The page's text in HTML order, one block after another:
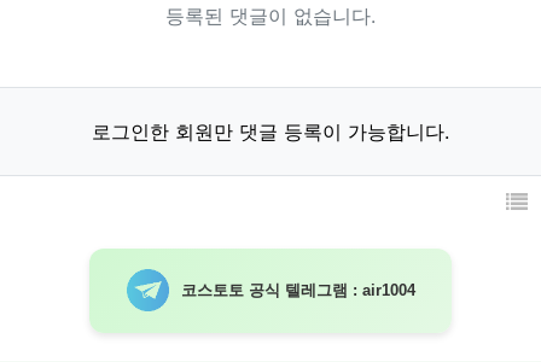
등록된 댓글이 없습니다.
로그인한 회원만 댓글 등록이 가능합니다.
코스토토 공식 텔레그램 : air1004